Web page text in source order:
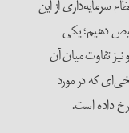
از این
یکی
میان آن
که در مورد
است.